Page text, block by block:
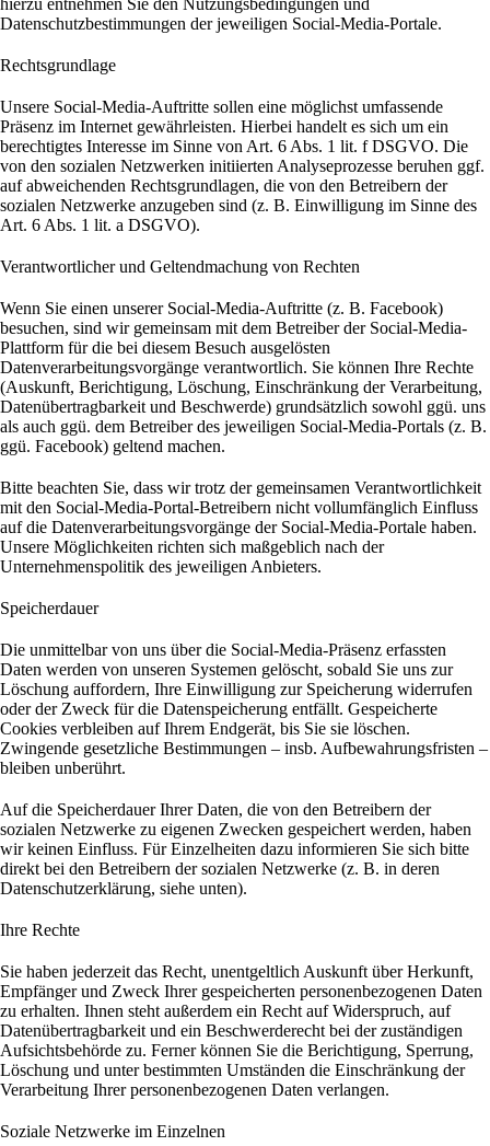
hierzu entnehmen Sie den Nutzungsbedingungen und
Datenschutzbestimmungen der jeweiligen Social-Media-Portale.
Rechtsgrundlage
Unsere Social-Media-Auftritte sollen eine möglichst umfassende
Präsenz im Internet gewährleisten. Hierbei handelt es sich um ein
berechtigtes Interesse im Sinne von Art. 6 Abs. 1 lit. f DSGVO. Die
von den sozialen Netzwerken initiierten Analyseprozesse beruhen ggf.
auf abweichenden Rechtsgrundlagen, die von den Betreibern der
sozialen Netzwerke anzugeben sind (z. B. Einwilligung im Sinne des
Art. 6 Abs. 1 lit. a DSGVO).
Verantwortlicher und Geltendmachung von Rechten
Wenn Sie einen unserer Social-Media-Auftritte (z. B. Facebook)
besuchen, sind wir gemeinsam mit dem Betreiber der Social-Media-
Plattform für die bei diesem Besuch ausgelösten
Datenverarbeitungsvorgänge verantwortlich. Sie können Ihre Rechte
(Auskunft, Berichtigung, Löschung, Einschränkung der Verarbeitung,
Datenübertragbarkeit und Beschwerde) grundsätzlich sowohl ggü. uns
als auch ggü. dem Betreiber des jeweiligen Social-Media-Portals (z. B.
ggü. Facebook) geltend machen.
Bitte beachten Sie, dass wir trotz der gemeinsamen Verantwortlichkeit
mit den Social-Media-Portal-Betreibern nicht vollumfänglich Einfluss
auf die Datenverarbeitungsvorgänge der Social-Media-Portale haben.
Unsere Möglichkeiten richten sich maßgeblich nach der
Unternehmenspolitik des jeweiligen Anbieters.
Speicherdauer
Die unmittelbar von uns über die Social-Media-Präsenz erfassten
Daten werden von unseren Systemen gelöscht, sobald Sie uns zur
Löschung auffordern, Ihre Einwilligung zur Speicherung widerrufen
oder der Zweck für die Datenspeicherung entfällt. Gespeicherte
Cookies verbleiben auf Ihrem Endgerät, bis Sie sie löschen.
Zwingende gesetzliche Bestimmungen – insb. Aufbewahrungsfristen –
bleiben unberührt.
Auf die Speicherdauer Ihrer Daten, die von den Betreibern der
sozialen Netzwerke zu eigenen Zwecken gespeichert werden, haben
wir keinen Einfluss. Für Einzelheiten dazu informieren Sie sich bitte
direkt bei den Betreibern der sozialen Netzwerke (z. B. in deren
Datenschutzerklärung, siehe unten).
Ihre Rechte
Sie haben jederzeit das Recht, unentgeltlich Auskunft über Herkunft,
Empfänger und Zweck Ihrer gespeicherten personenbezogenen Daten
zu erhalten. Ihnen steht außerdem ein Recht auf Widerspruch, auf
Datenübertragbarkeit und ein Beschwerderecht bei der zuständigen
Aufsichtsbehörde zu. Ferner können Sie die Berichtigung, Sperrung,
Löschung und unter bestimmten Umständen die Einschränkung der
Verarbeitung Ihrer personenbezogenen Daten verlangen.
Soziale Netzwerke im Einzelnen